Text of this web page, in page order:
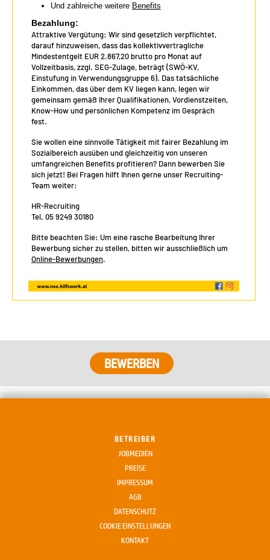
Und zahlreiche weitere Benefits
Bezahlung:
Attraktive Vergütung: Wir sind gesetzlich verpflichtet,
darauf hinzuweisen, dass das kollektivvertragliche
Mindestentgelt EUR 2.867,20 brutto pro Monat auf
Vollzeitbasis, zzgl. SEG-Zulage, beträgt (SWÖ-KV,
Einstufung in Verwendungsgruppe 6). Das tatsächliche
Einkommen, das über dem KV liegen kann, legen wir
gemeinsam gemäß Ihrer Qualifikationen, Vordienstzeiten,
Know-How und persönlichen Kompetenz im Gespräch
fest.
Sie wollen eine sinnvolle Tätigkeit mit fairer Bezahlung im
Sozialbereich ausüben und gleichzeitig von unseren
umfangreichen Benefits profitieren? Dann bewerben Sie
sich jetzt! Bei Fragen hilft Ihnen gerne unser Recruiting-
Team weiter:
HR-Recruiting
Tel. 05 9249 30180
Bitte beachten Sie: Um eine rasche Bearbeitung Ihrer
Bewerbung sicher zu stellen, bitten wir ausschließlich um
Online-Bewerbungen.
BETREIBER
JOBMEDIEN
PREISE
IMPRESSUM
AGB
DATENSCHUTZ
COOKIE EINSTELLUNGEN
KONTAKT